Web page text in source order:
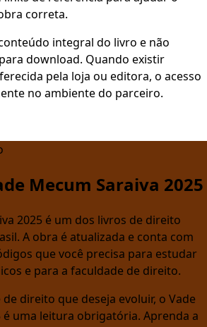
correta.
integral do livro e não
download. Quando existir
pela loja ou editora, o acesso
no ambiente do parceiro.
Mecum Saraiva 2025
2025 é um dos livros de direito
A obra é atualizada e conta com
que você precisa para estudar
e para a faculdade de direito.
direito que deseja evoluir, o Vade
é uma leitura obrigatória. Aprenda a